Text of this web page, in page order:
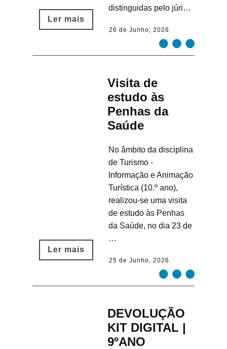
distinguidas pelo júri…
26 de Junho, 2026
Ler mais​
Visita de
estudo às
Penhas da
Saúde
No âmbito da disciplina
de Turismo -
Informação e Animação
Turística (10.º ano),
realizou-se uma visita
de estudo às Penhas
da Saúde, no dia 23 de
…
25 de Junho, 2026
Ler mais​
DEVOLUÇÃO
KIT DIGITAL |
9ºANO